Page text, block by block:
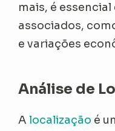
mais, é
associados,
e variações
Análise de
Alocalização é